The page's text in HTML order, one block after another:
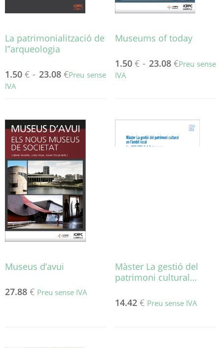
producte
pàgina
del
La patrimonialització de
l’’arqueologia
1.50 € - 23.08 €Preu sense
IVA
té
diverses
variants.
Les
opcions
es
poden
triar
a
la
pàgina
del
Museums of today
1.50 €- 23.08 €Preu sense
IVA
diverses
variants.
Les
Museus d’avui
27.88 € Preu sense IVA
Màster La gestió del
patrimoni cultural…
14.42 € Preu sense IVA